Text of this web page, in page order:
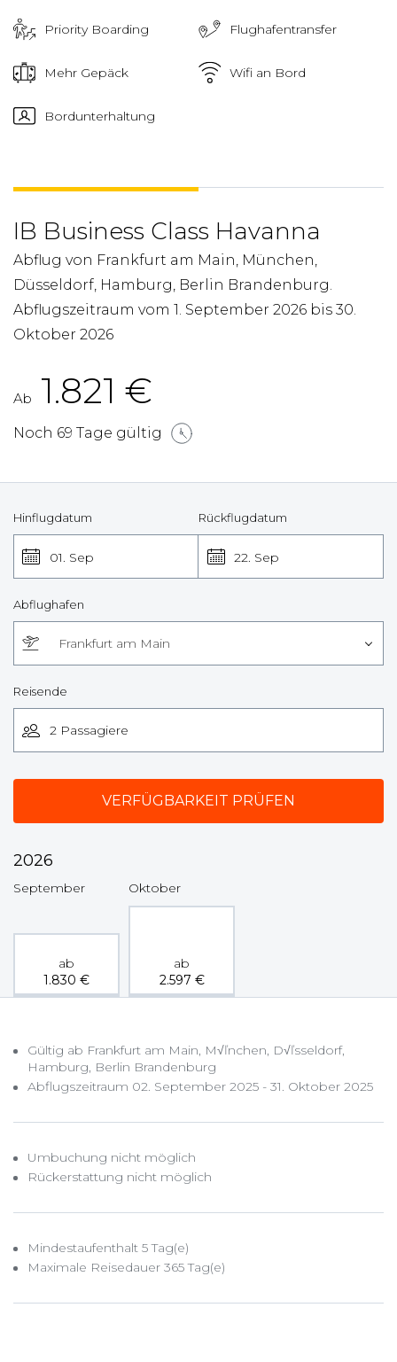
Priority Boarding Flughafentransfer
Mehr Gepäck Wifi an Bord
Bordunterhaltung
IB Business Class Havanna
Abflug von Frankfurt am Main, München,
Düsseldorf, Hamburg, Berlin Brandenburg.
Abflugszeitraum vom 1. September 2026 bis 30.
Oktober 2026
Ab 1.821 €
Noch 69 Tage gültig
Hinflugdatum
01. Sep
Rückflugdatum
22. Sep
Abflughafen
Frankfurt am Main
Reisende
2026
September
ab
1.830 €
Oktober
ab
2.597 €
Gültig ab Frankfurt am Main, M√ľnchen, D√ľsseldorf,
Hamburg, Berlin Brandenburg
Abflugszeitraum 02. September 2025 - 31. Oktober 2025
Umbuchung nicht möglich
Rückerstattung nicht möglich
Mindestaufenthalt 5 Tag(e)
Maximale Reisedauer 365 Tag(e)